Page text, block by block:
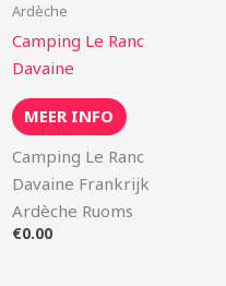
Ardèche
Camping Le Ranc
Davaine
MEER INFO
Camping Le Ranc
Davaine Frankrijk
Ardèche Ruoms
€0.00